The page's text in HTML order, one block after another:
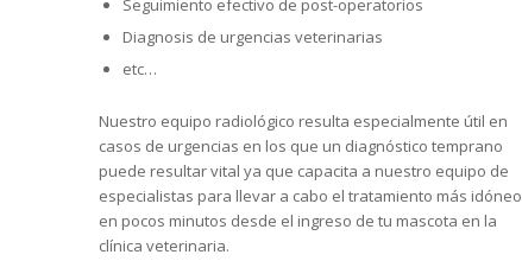
Seguimiento efectivo de post-operatorios
Diagnosis de urgencias veterinarias
etc…
Nuestro equipo radiológico resulta especialmente útil en
casos de urgencias en los que un diagnóstico temprano
puede resultar vital ya que capacita a nuestro equipo de
especialistas para llevar a cabo el tratamiento más idóneo
en pocos minutos desde el ingreso de tu mascota en la
clínica veterinaria.